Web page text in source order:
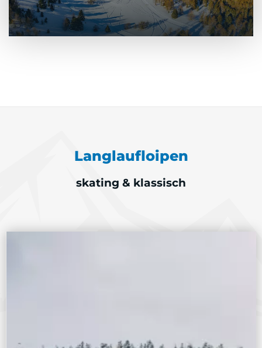
Langlaufloipen
skating & klassisch